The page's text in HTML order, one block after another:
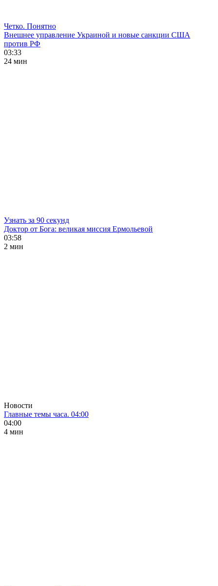
Четко. Понятно
Внешнее управление Украиной и новые санкции США
против РФ
03:33
24 мин
Узнать за 90 секунд
Доктор от Бога: великая миссия Ермольевой
03:58
2 мин
Новости
Главные темы часа. 04:00
04:00
4 мин